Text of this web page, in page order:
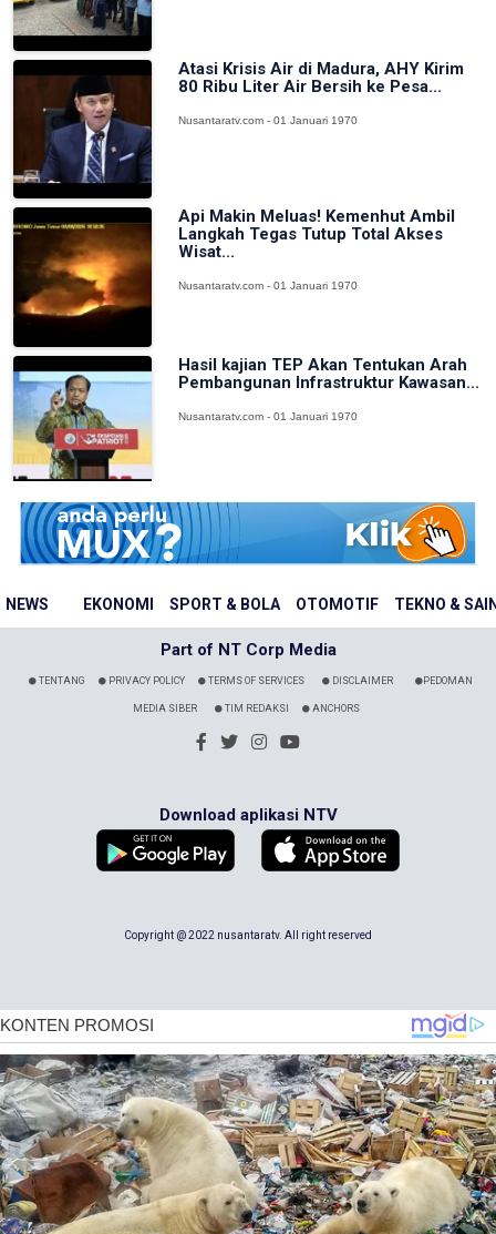
NEWS EKONOMI SPORT & BOLA OTOMOTIF TEKNO &
Atasi Krisis Air di Madura, AHY Kirim
80 Ribu Liter Air Bersih ke Pesa...
Nusantaratv.com - 01 Januari 1970
Api Makin Meluas! Kemenhut Ambil
Langkah Tegas Tutup Total Akses
Wisat...
Nusantaratv.com - 01 Januari 1970
Hasil kajian TEP Akan Tentukan Arah
Pembangunan Infrastruktur Kawasan...
Nusantaratv.com - 01 Januari 1970
Part of NT Corp Media
TENTANG PRIVACY POLICY TERMS OF SERVICES DISCLAIMER PEDOMAN
MEDIA SIBER TIM REDAKSI ANCHORS
Download aplikasi NTV
Copyright @ 2022 nusantaratv. All right reserved